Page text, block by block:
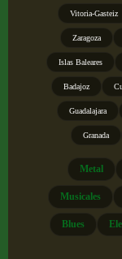
Vitoria-Gasteiz
Zaragoza
Islas Baleares
Badajoz
Guadalajara
Granada
Metal
Musicales
Blues